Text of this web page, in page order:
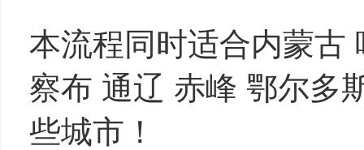
本流程同时适合内蒙古
察布 通辽 赤峰 鄂尔多
些城市！